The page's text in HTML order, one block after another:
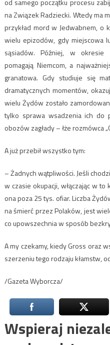
od samego początku procesu
na Związek Radziecki. Wtedy ma
przykład mord w Jedwabnem, o
wielu epizodów, gdy miejscowa
sąsiadów. Później, w okresie
pomagają Niemcom, a
granatowa. Gdy studiuje się
dramatycznych momentów,
wielu Żydów zostało
tylko sprawa wsadzenia ich do
obozów zagłady – łże rozmówca
A już przebił wszystko tym:
– Żadnych wątpliwości. Jeśli
w czasie okupacji, włączając w
ona poza 25 tys. ofiar. Liczba
na śmierć przez Polaków, jest
co upowszechnia w sposób
A my czekamy, kiedy Gross oraz
szerzeniu tego rodzaju kłamstw,
/Gazeta Wyborcza/
Wspieraj